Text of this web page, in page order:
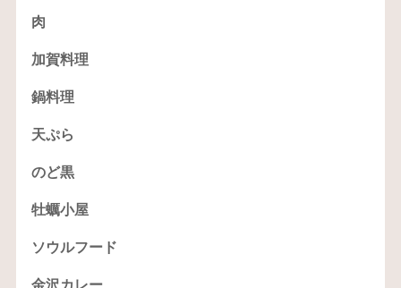
肉
加賀料理
鍋料理
天ぷら
のど黒
牡蠣小屋
ソウルフード
金沢カレー